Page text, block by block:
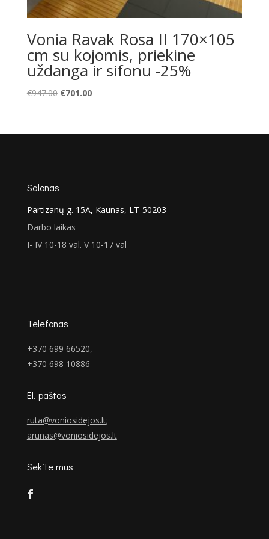
Vonia Ravak Rosa II 170×105
cm su kojomis, priekine
uždanga ir sifonu -25%
€947.00 Original
€947.00.
€701.00Current
€701.00.
Salonas
Partizanų g. 15A, Kaunas, LT-50203
Darbo laikas
I- IV 10-18 val. V 10-17 val
Telefonas
+370 699 66520,
+370 698 10886
El. paštas
ruta@voniosidejos.lt;
arunas@voniosidejos.lt
Sekite mus